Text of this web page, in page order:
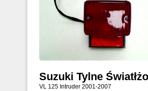
Suzuki Tylne Światłżo
VL 125 Intruder 2001-2007